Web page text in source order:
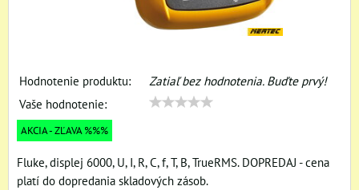
Hodnotenie produktu:
Zatiaľ bez hodnotenia. Buďte prvý!
Vaše hodnotenie:
AKCIA - ZĽAVA %%%
Fluke, displej 6000, U, I, R, C, f, T, B, TrueRMS. DOPREDAJ - cena
platí do dopredania skladových zásob.